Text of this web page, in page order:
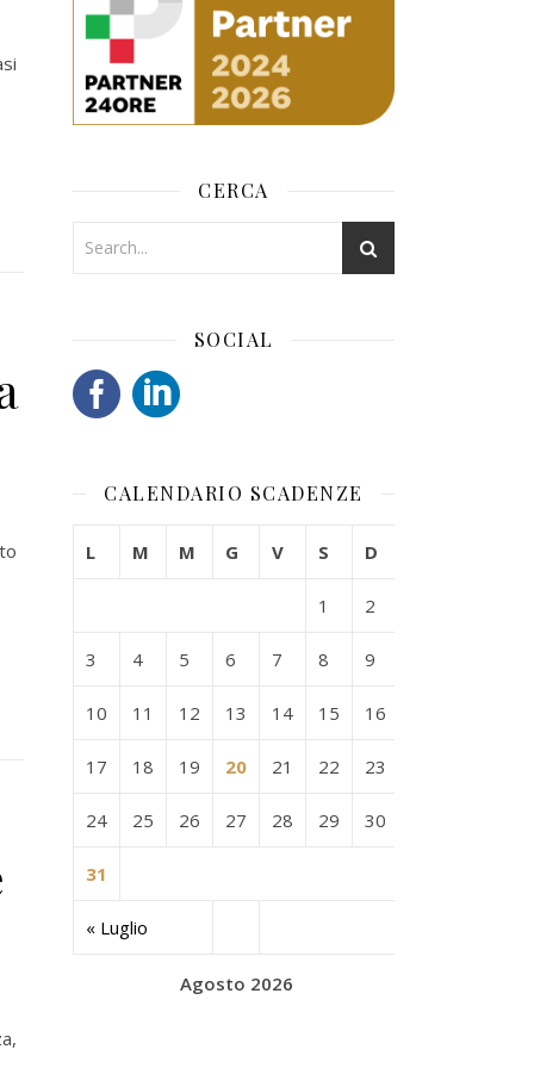
CERCA
SOCIAL
CALENDARIO SCADENZE
Agosto 2026
L M M G V S D
« Luglio
1 2
3 4 5 6 7 8 9
10 11 12 13 14 15 16
17 18 19 20 21 22 23
24 25 26 27 28 29 30
31